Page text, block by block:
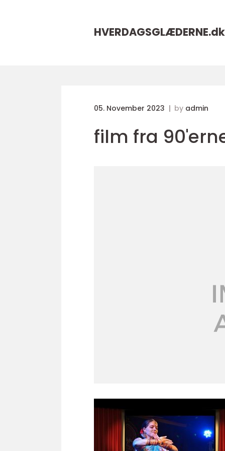
HVERDAGSGLÆDERNE.dk
05. November 2023 by admin
film fra